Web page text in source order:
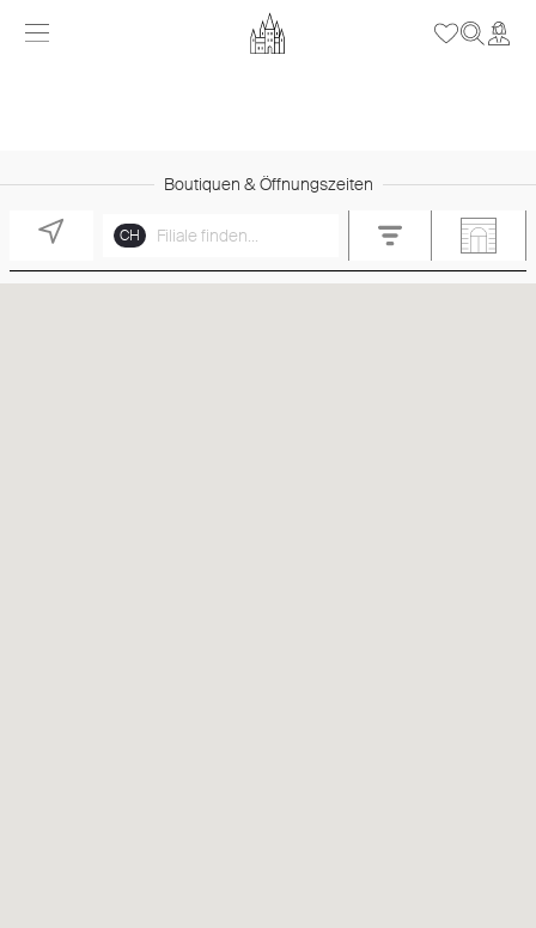
Boutiquen & Öffnungszeiten
CH